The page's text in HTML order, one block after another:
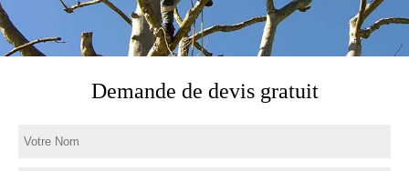
Demande de devis gratuit